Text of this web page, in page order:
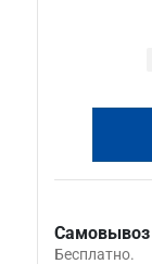
Самовывоз
Бесплатно.